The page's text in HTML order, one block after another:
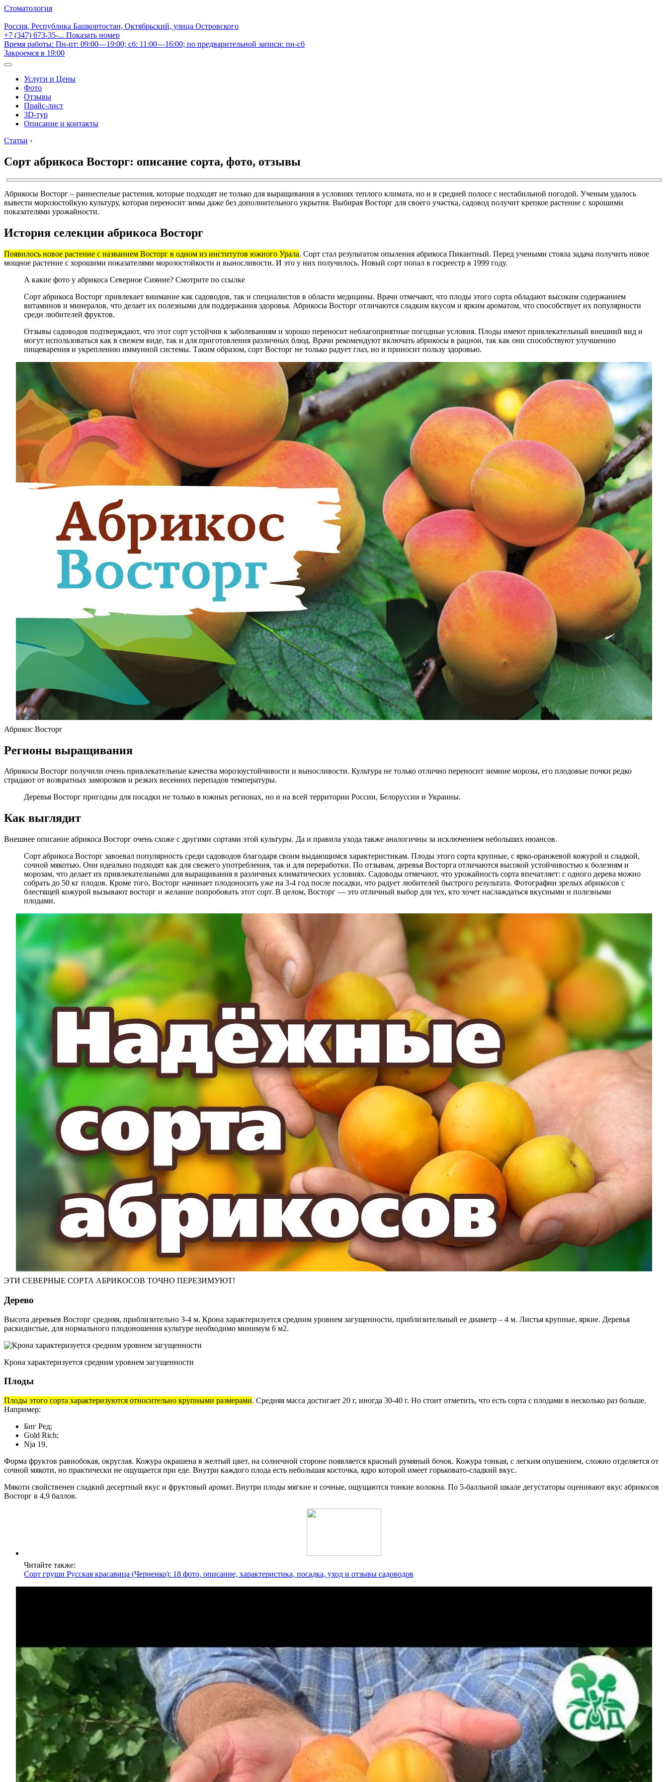
Стоматология
Россия, Республика Башкортостан, Октябрьский, улица Островского
+7 (347) 673-35-... Показать номер
Время работы: Пн-пт: 09:00—19:00; сб: 11:00—16:00; по предварительной записи: пн-сб
Закроемся в 19:00
Услуги и Цены
Фото
Отзывы
Прайс-лист
3D-тур
Описание и контакты
Статьи ›
Сорт абрикоса Восторг: описание сорта, фото, отзывы
Абрикосы Восторг – раннеспелые растения, которые подходят не только для выращивания в условиях теплого климата, но и в средней полосе с нестабильной погодой. Ученым удалось
вывести морозостойкую культуру, которая переносит зимы даже без дополнительного укрытия. Выбирая Восторг для своего участка, садовод получит крепкое растение с хорошими
показателями урожайности.
История селекции абрикоса Восторг
Появилось новое растение с названием Восторг в одном из институтов южного Урала. Сорт стал результатом опыления абрикоса Пикантный. Перед учеными стояла задача получить новое
мощное растение с хорошими показателями морозостойкости и выносливости. И это у них получилось. Новый сорт попал в госреестр в 1999 году.
А какие фото у абрикоса Северное Сияние? Смотрите по ссылке
Сорт абрикоса Восторг привлекает внимание как садоводов, так и специалистов в области медицины. Врачи отмечают, что плоды этого сорта обладают высоким содержанием
витаминов и минералов, что делает их полезными для поддержания здоровья. Абрикосы Восторг отличаются сладким вкусом и ярким ароматом, что способствует их популярности
среди любителей фруктов.
Отзывы садоводов подтверждают, что этот сорт устойчив к заболеваниям и хорошо переносит неблагоприятные погодные условия. Плоды имеют привлекательный внешний вид и
могут использоваться как в свежем виде, так и для приготовления различных блюд. Врачи рекомендуют включать абрикосы в рацион, так как они способствуют улучшению
пищеварения и укреплению иммунной системы. Таким образом, сорт Восторг не только радует глаз, но и приносит пользу здоровью.
Абрикос Восторг
Регионы выращивания
Абрикосы Восторг получили очень привлекательные качества морозоустойчивости и выносливости. Культура не только отлично переносит зимние морозы, его плодовые почки редко
страдают от возвратных заморозков и резких весенних перепадов температуры.
Деревья Восторг пригодны для посадки не только в южных регионах, но и на всей территории России, Белоруссии и Украины.
Как выглядит
Внешнее описание абрикоса Восторг очень схоже с другими сортами этой культуры. Да и правила ухода также аналогичны за исключением небольших нюансов.
Сорт абрикоса Восторг завоевал популярность среди садоводов благодаря своим выдающимся характеристикам. Плоды этого сорта крупные, с ярко-оранжевой кожурой и сладкой,
сочной мякотью. Они идеально подходят как для свежего употребления, так и для переработки. По отзывам, деревья Восторга отличаются высокой устойчивостью к болезням и
морозам, что делает их привлекательными для выращивания в различных климатических условиях. Садоводы отмечают, что урожайность сорта впечатляет: с одного дерева можно
собрать до 50 кг плодов. Кроме того, Восторг начинает плодоносить уже на 3-4 год после посадки, что радует любителей быстрого результата. Фотографии зрелых абрикосов с
блестящей кожурой вызывают восторг и желание попробовать этот сорт. В целом, Восторг — это отличный выбор для тех, кто хочет наслаждаться вкусными и полезными
плодами.
ЭТИ СЕВЕРНЫЕ СОРТА АБРИКОСОВ ТОЧНО ПЕРЕЗИМУЮТ!
Дерево
Высота деревьев Восторг средняя, приблизительно 3-4 м. Крона характеризуется средним уровнем загущенности, приблизительный ее диаметр – 4 м. Листья крупные, яркие. Деревья
раскидистые, для нормального плодоношения культуре необходимо минимум 6 м2.
Крона характеризуется средним уровнем загущенности
Плоды
Плоды этого сорта характеризуются относительно крупными размерами. Средняя масса достигает 20 г, иногда 30-40 г. Но стоит отметить, что есть сорта с плодами в несколько раз больше.
Например:
Биг Ред;
Gold Rich;
Nja 19.
Форма фруктов равнобокая, округлая. Кожура окрашена в желтый цвет, на солнечной стороне появляется красный румяный бочок. Кожура тонкая, с легким опушением, сложно отделяется от
сочной мякоти, но практически не ощущается при еде. Внутри каждого плода есть небольшая косточка, ядро которой имеет горьковато-сладкий вкус.
Мякоти свойственен сладкий десертный вкус и фруктовый аромат. Внутри плоды мягкие и сочные, ощущаются тонкие волокна. По 5-балльной шкале дегустаторы оценивают вкус абрикосов
Восторг в 4,9 баллов.
Читайте также:
Сорт груши Русская красавица (Черненко): 18 фото, описание, характеристика, посадка, уход и отзывы садоводов